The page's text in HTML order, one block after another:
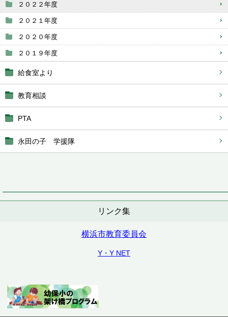
２０２２年度
２０２１年度
２０２０年度
２０１９年度
給食室より
教育相談
PTA
永田の子 学援隊
リンク集
横浜市教育委員会
Y・Y NET